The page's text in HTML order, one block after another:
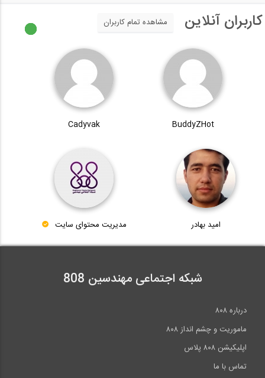
کاربران آنلاین مشاهده تمام کاربران
BuddyZHot
Cadyvak
امید بهادر مدیریت محتوای سایت
شبکه اجتماعی مهندسین 808
درباره ۸۰۸
ماموریت و چشم انداز ۸۰۸
اپلیکیشن ۸۰۸ پلاس
تماس با ما